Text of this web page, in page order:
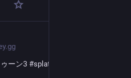
ーン3 #splatoon3